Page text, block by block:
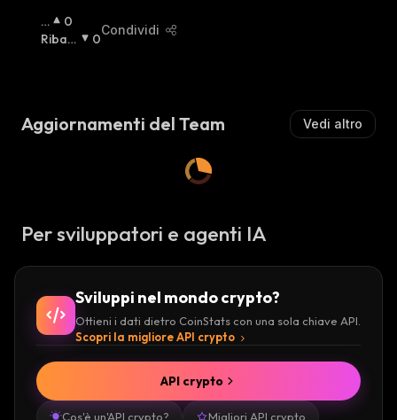
R
I
A
0
Ribas
0
Condividi
Aggiornamenti del Team Vedi altro
Per sviluppatori e agenti IA
Sviluppi nel mondo crypto?
Ottieni i dati dietro CoinStats con una sola chiave API.
Scopri la migliore API crypto
Cos'è un'API crypto? Migliori API crypto
API crypto